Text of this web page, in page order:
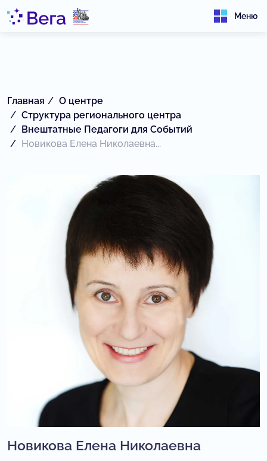
Меню
Главная
О центре
Структура регионального центра
Внештатные Педагоги для Событий
Новикова Елена Николаевна...
Новикова Елена Николаевна